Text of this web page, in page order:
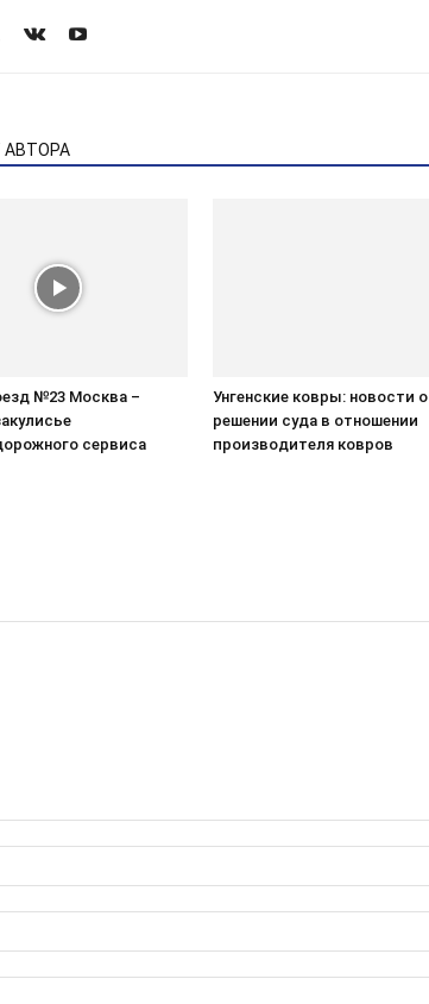
АВТОРА
№23 Москва –
сервиса
Унгенские ковры: новости о
решении суда в отношении
производителя ковров